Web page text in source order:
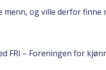
og ville derfor
– Foreningen for